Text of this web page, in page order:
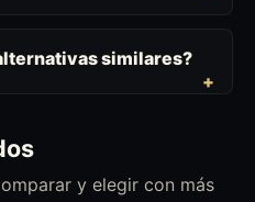
similares?
y elegir con más